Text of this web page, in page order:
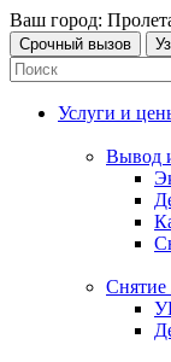
Ваш город:
Срочный вызов
Услуги и
Вывод
Снятие